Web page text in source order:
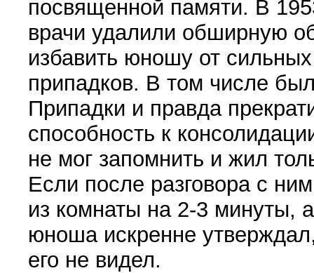
посвященной памяти. В
врачи удалили обширную
избавить юношу от
припадков. В том числе
Припадки и правда
способность к
не мог запомнить и жил
Если после разговора с
из комнаты на 2-3 минуты,
юноша искренне
его не видел.